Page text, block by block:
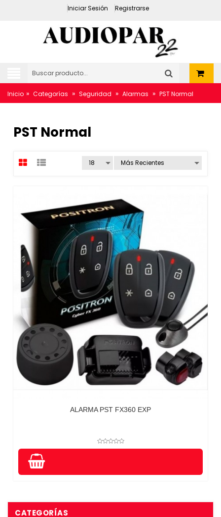
Iniciar Sesión Registrarse
Inicio » Categorías » Seguridad » Alarmas » PST Normal
PST Normal
ALARMA PST FX360 EXP
CATEGORÍAS